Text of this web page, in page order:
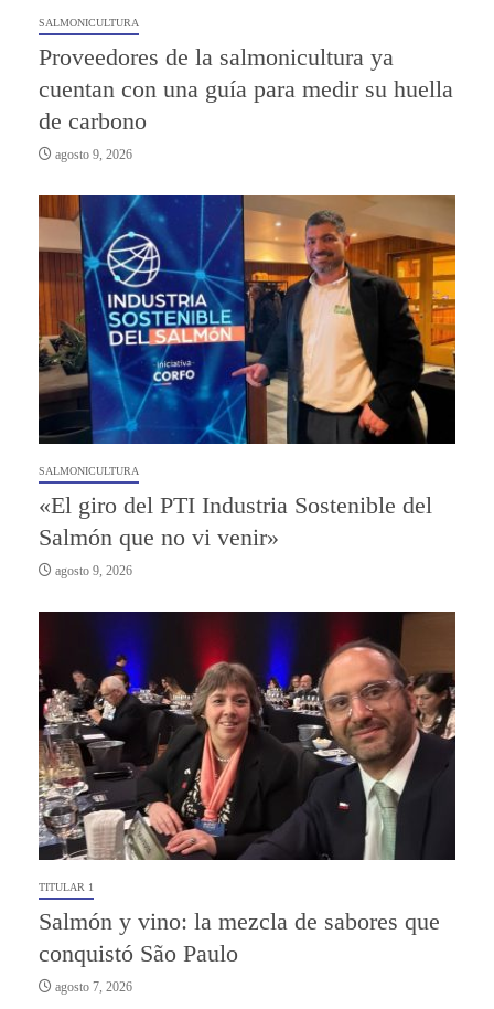
SALMONICULTURA
Proveedores de la salmonicultura ya
cuentan con una guía para medir su huella
de carbono
agosto 9, 2026
SALMONICULTURA
«El giro del PTI Industria Sostenible del
Salmón que no vi venir»
agosto 9, 2026
TITULAR 1
Salmón y vino: la mezcla de sabores que
conquistó São Paulo
agosto 7, 2026